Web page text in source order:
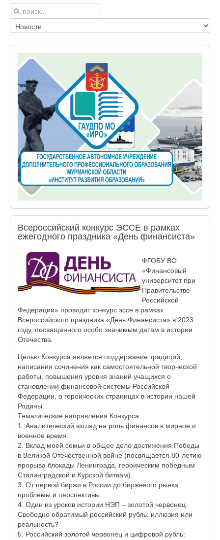
Всероссийский конкурс ЭССЕ в рамках
ежегодного праздника «День финансиста»
ФГОБУ ВО
«Финансовый
университет при
Правительстве
Российской
Федерации» проводит конкурс эссе в рамках
Всероссийского праздника «День Финансиста» в 2023
году, посвященного особо значимым датам в истории
Отечества.
Целью Конкурса является поддержание традиций,
написания сочинения как самостоятельной творческой
работы, повышения уровня знаний учащихся о
становлении финансовой системы Российской
Федерации, о героических страницах в истории нашей
Родины.
Тематические направления Конкурса:
1. Аналитический взгляд на роль финансов в мирное и
военное время.
2. Вклад моей семьи в общее дело достижения Победы
в Великой Отечественной войне (посвящается 80-летию
прорыва блокады Ленинграда, героическим победным
Сталинградской и Курской битвам).
3. От первой биржи в России до биржевого рынка:
проблемы и перспективы.
4. Один из уроков истории НЭП – золотой червонец.
Свободно обратимый российский рубль: иллюзия или
реальность?
5. Российский золотой червонец и цифровой рубль: